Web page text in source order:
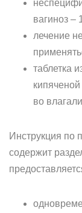
вагиноз –
лечение
таблетка
во
Инструкция по
содержит